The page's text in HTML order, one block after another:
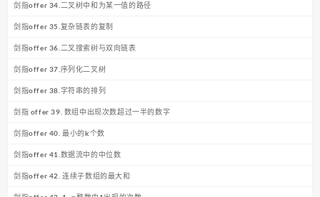
剑指offer 34.二叉树中和为某一值的路径
剑指offer 35.复杂链表的复制
剑指offer 36.二叉搜索树与双向链表
剑指offer 37.序列化二叉树
剑指offer 38.字符串的排列
剑指 offer 39. 数组中出现次数超过一半的数字
剑指offer 40. 最小的k个数
剑指offer 41.数据流中的中位数
剑指offer 42. 连续子数组的最大和